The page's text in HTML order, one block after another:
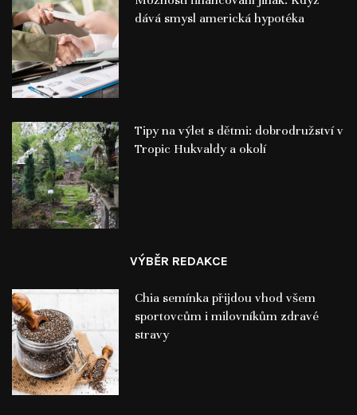
dává smysl americká hypotéka
Tipy na výlet s dětmi: dobrodružství v
Tropic Hukvaldy a okolí
VÝBĚR REDAKCE
Chia semínka přijdou vhod všem
sportovcům i milovníkům zdravé
stravy